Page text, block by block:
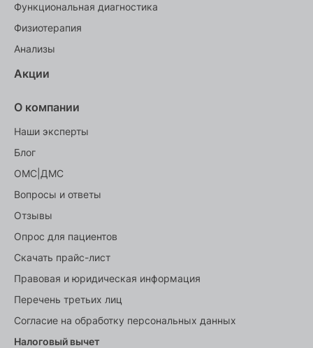
Функциональная диагностика
Физиотерапия
Анализы
Акции
О компании
Наши эксперты
Блог
ОМС|ДМС
Вопросы и ответы
Отзывы
Опрос для пациентов
Скачать прайс-лист
Правовая и юридическая информация
Перечень третьих лиц
Согласие на обработку персональных данных
Налоговый вычет